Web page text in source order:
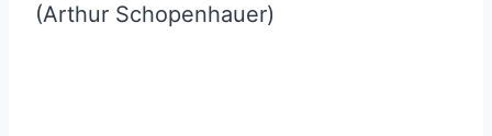
(Arthur Schopenhauer)